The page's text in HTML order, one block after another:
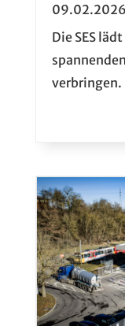
09.02.2026
Die SES
verbringen.